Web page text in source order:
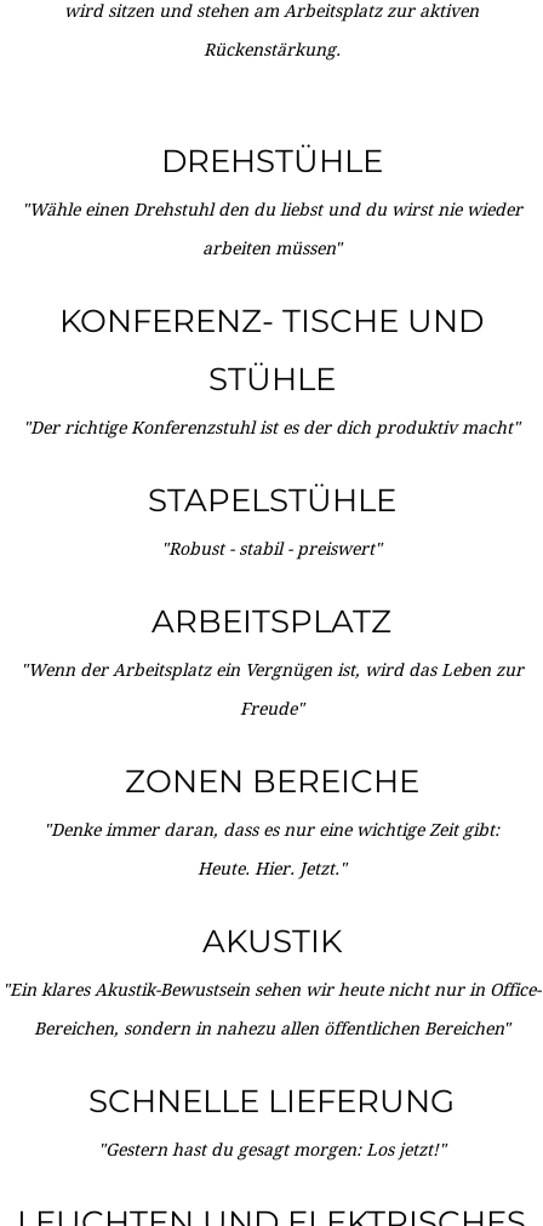
wird sitzen und stehen am Arbeitsplatz zur aktiven
Rückenstärkung.
DREHSTÜHLE
"Wähle einen Drehstuhl den du liebst und du wirst nie wieder
arbeiten müssen"
KONFERENZ- TISCHE UND
STÜHLE
"Der richtige Konferenzstuhl ist es der dich produktiv macht"
STAPELSTÜHLE
"Robust - stabil - preiswert"
ARBEITSPLATZ
"Wenn der Arbeitsplatz ein Vergnügen ist, wird das Leben zur
Freude"
ZONEN BEREICHE
"Denke immer daran, dass es nur eine wichtige Zeit gibt:
Heute. Hier. Jetzt."
AKUSTIK
"Ein klares Akustik-Bewustsein sehen wir heute nicht nur in Office-
Bereichen, sondern in nahezu allen öffentlichen Bereichen"
SCHNELLE LIEFERUNG
"Gestern hast du gesagt morgen: Los jetzt!"